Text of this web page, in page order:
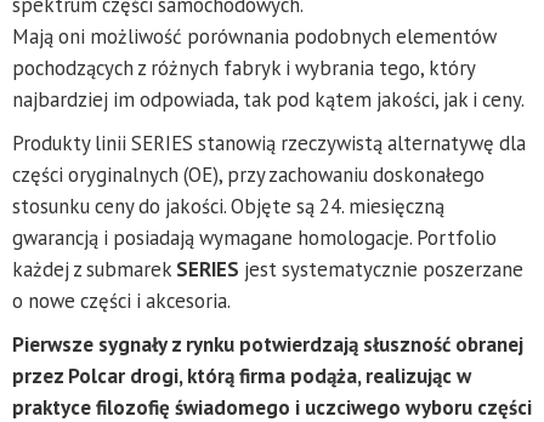
Mają oni możliwość porównania podobnych elementów
pochodzących z różnych fabryk i wybrania tego, który
najbardziej im odpowiada, tak pod kątem jakości, jak i ceny.
Produkty linii SERIES stanowią rzeczywistą alternatywę dla
części oryginalnych (OE), przy zachowaniu doskonałego
stosunku ceny do jakości. Objęte są 24. miesięczną
gwarancją i posiadają wymagane homologacje. Portfolio
każdej z submarek SERIES jest systematycznie poszerzane
o nowe części i akcesoria.
Pierwsze sygnały z rynku potwierdzają słuszność obranej
przez Polcar drogi, którą firma podąża, realizując w
praktyce filozofię świadomego i uczciwego wyboru części